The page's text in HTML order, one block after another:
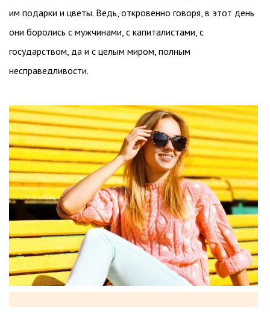
им подарки и цветы. Ведь, откровенно говоря, в этот день
они боролись с мужчинами, с капиталистами, с
государством, да и с целым миром, полным
несправедливости.